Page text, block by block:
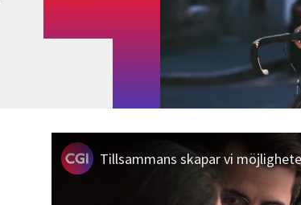
Tillsammans skapar vi